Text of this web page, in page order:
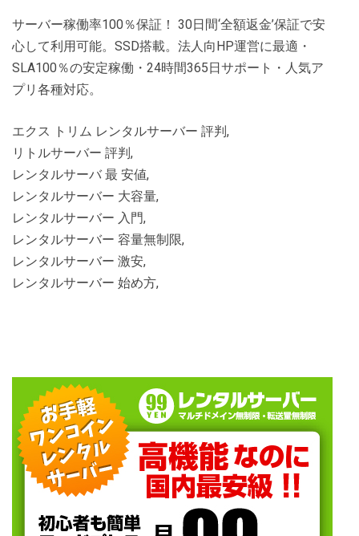
サーバー稼働率100％保証！ 30日間‘全額返金’保証で安
心して利用可能。SSD搭載。法人向HP運営に最適・
SLA100％の安定稼働・24時間365日サポート・人気ア
プリ各種対応。
エクス トリム レンタルサーバー 評判,
リトルサーバー 評判,
レンタルサーバ 最 安値,
レンタルサーバー 大容量,
レンタルサーバー 入門,
レンタルサーバー 容量無制限,
レンタルサーバー 激安,
レンタルサーバー 始め方,